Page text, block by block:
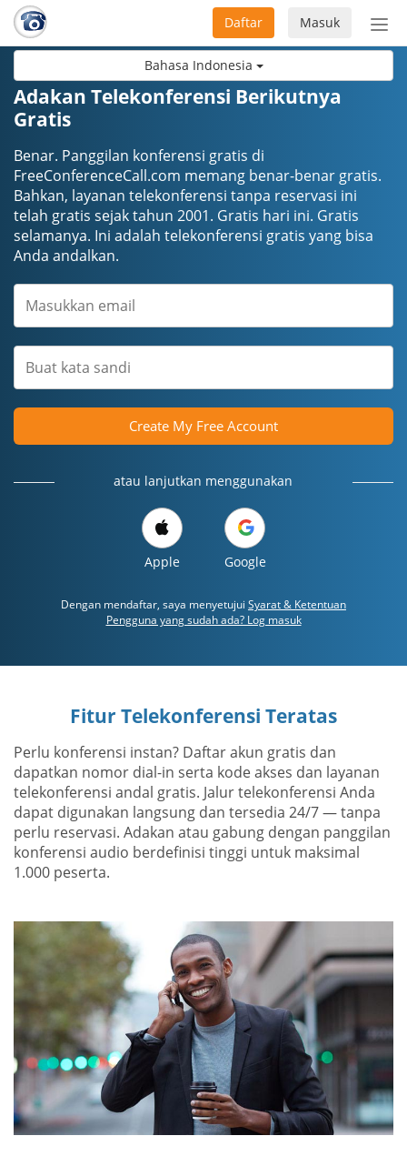
Bahasa Indonesia
Masuk
Daftar
Adakan Telekonferensi Berikutnya
Gratis
Benar. Panggilan konferensi gratis di
FreeConferenceCall.com memang benar-benar gratis.
Bahkan, layanan telekonferensi tanpa reservasi ini
telah gratis sejak tahun 2001. Gratis hari ini. Gratis
selamanya. Ini adalah telekonferensi gratis yang bisa
Anda andalkan.
Create My Free Account
atau lanjutkan menggunakan
Apple Google
Dengan mendaftar, saya menyetujui Syarat & Ketentuan
Pengguna yang sudah ada? Log masuk
Fitur Telekonferensi Teratas
Perlu konferensi instan? Daftar akun gratis dan
dapatkan nomor dial-in serta kode akses dan layanan
telekonferensi andal gratis. Jalur telekonferensi Anda
dapat digunakan langsung dan tersedia 24/7 — tanpa
perlu reservasi. Adakan atau gabung dengan panggilan
konferensi audio berdefinisi tinggi untuk maksimal
1.000 peserta.